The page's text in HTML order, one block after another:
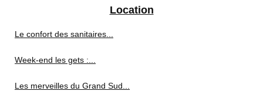
Location
Le confort des sanitaires...
Week-end les gets :...
Les merveilles du Grand Sud...